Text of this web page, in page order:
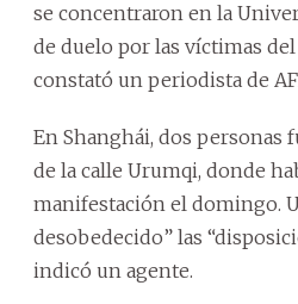
se concentraron en la
de duelo por las víctimas
constató un periodista de
En Shanghái, dos personas
de la calle Urumqi, donde
manifestación el domingo.
desobedecido” las
indicó un agente.